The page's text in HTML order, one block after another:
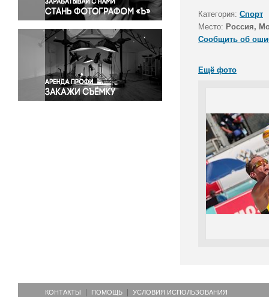
Религия
Светская жизнь
Спорт
Экология
Экономика и бизнес
Категория: Спорт
Место: Россия,
Сообщить об
Ещё фото
КОНТАКТЫ ПОМОЩЬ УСЛОВИЯ ИСПОЛЬЗОВАНИЯ